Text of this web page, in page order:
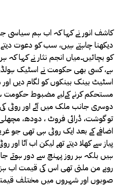
کاشف انور نے کہا کہ اب ہم سیاسی
دیکھنا چاہتے ہیں، سب کو دعوت
کو بچائیں۔میاں انجم نثار نے کہا کہ
ہے، کسی بھی حکومت نے اسٹیک
اسٹیٹ بینک بینکوں کو لگام دیں
مستحکم کرنے کےلیے مضبوط حکومت
دوسری جانب ملک میں آٹے اور روٹی
تو گوشت، ڈرائی فروٹ ، دودھ،
اضافے کے بعد ایک روٹی ہی تھی جو
پیاز سے کھلا دیتے تھے لیکن اب آٹا
روپے من ملتی تھی اس کی قیمت اب
صوبوں اور شہروں میں مختلف